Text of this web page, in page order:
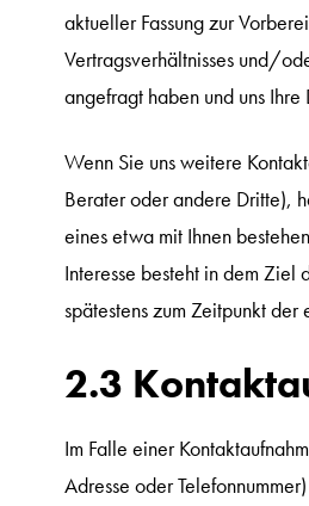
aktueller Fassung zur
Vertragsverhältnisses und/
angefragt haben und uns
Wenn Sie uns weitere
Berater oder andere Dritte),
eines etwa mit Ihnen
Interesse besteht in dem
spätestens zum Zeitpunkt
2.3
Im Falle einer
Adresse oder